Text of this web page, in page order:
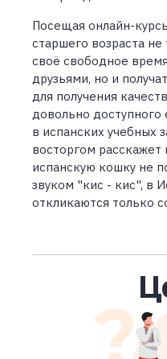
Посещая онлайн-
старшего возраста
своё свободное
друзьями, но и
для получения
довольно доступного
в испанских учебных
восторгом расскажет
испанскую кошку не
звуком "кис - кис", в
откликаются только